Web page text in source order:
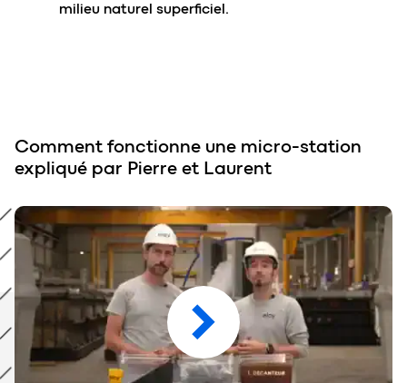
milieu naturel superficiel.
Comment fonctionne une micro-station
expliqué par Pierre et Laurent
Comment fonctionne une micro-station expliqué par